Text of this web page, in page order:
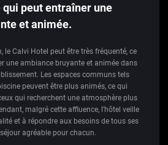
qui peut entraîner une
et animée.
le Calvi Hotel peut être très fréquenté, ce
une ambiance bruyante et animée dans
Les espaces communs tels
peuvent être plus animés, ce qui
qui recherchent une atmosphère plus
malgré cette affluence, l’hôtel veille
et à répondre aux besoins de tous ses
agréable pour chacun.